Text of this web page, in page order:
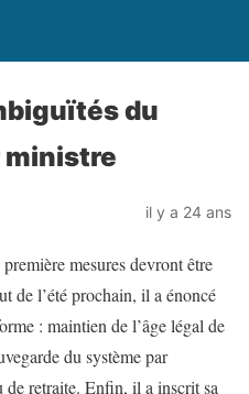
du
ministre
il y a 24 ans
mesures devront être
de l’été prochain, il a énoncé
: maintien de l’âge légal de
du système par
de retraite. Enfin, il a inscrit sa